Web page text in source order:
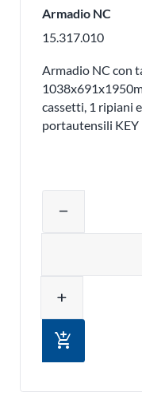
Armadio NC
15.317.010
Armadio NC con
cassetti, 1 ripiani
portautensili KEY
remove
add
add_shopping_cart